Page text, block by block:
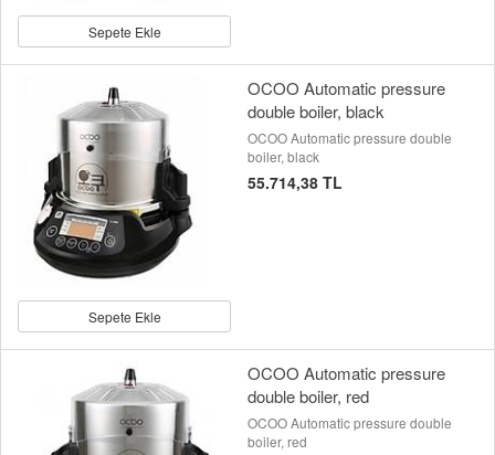
Sepete Ekle
Sepete Ekle
OCOO Automatic pressure
double boiler, black
OCOO Automatic pressure double
boiler, black
55.714,38 TL
OCOO Automatic pressure
double boiler, red
OCOO Automatic pressure double
boiler, red